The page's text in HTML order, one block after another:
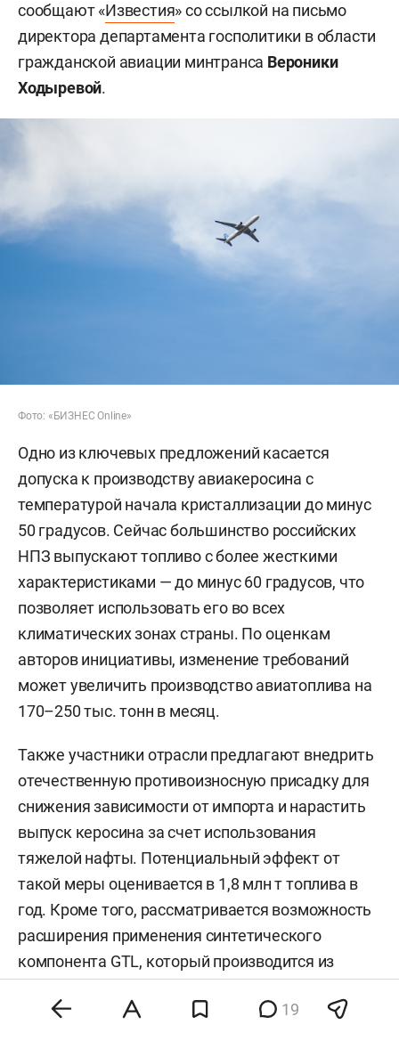
сообщают «Известия» со ссылкой на письмо
директора департамента госполитики в области
гражданской авиации минтранса Вероники
Ходыревой.
Фото: «БИЗНЕС Online»
Одно из ключевых предложений касается
допуска к производству авиакеросина с
температурой начала кристаллизации до минус
50 градусов. Сейчас большинство российских
НПЗ выпускают топливо с более жесткими
характеристиками — до минус 60 градусов, что
позволяет использовать его во всех
климатических зонах страны. По оценкам
авторов инициативы, изменение требований
может увеличить производство авиатоплива на
170–250 тыс. тонн в месяц.
Также участники отрасли предлагают внедрить
отечественную противоизносную присадку для
снижения зависимости от импорта и нарастить
выпуск керосина за счет использования
тяжелой нафты. Потенциальный эффект от
такой меры оценивается в 1,8 млн т топлива в
год. Кроме того, рассматривается возможность
расширения применения синтетического
компонента GTL, который производится из
более низким содержанием серы и 19